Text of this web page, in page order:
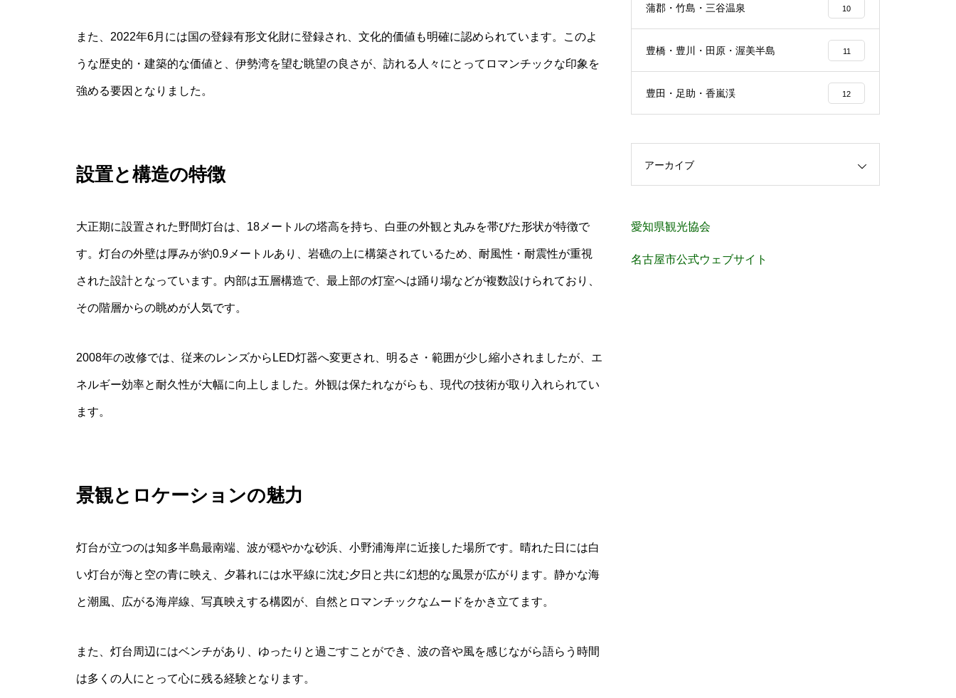
また、2022年6月には国の登録有形文化財に登録され、文化的価値も明確に認められています。このよ
うな歴史的・建築的な価値と、伊勢湾を望む眺望の良さが、訪れる人々にとってロマンチックな印象を
強める要因となりました。
設置と構造の特徴
大正期に設置された野間灯台は、18メートルの塔高を持ち、白亜の外観と丸みを帯びた形状が特徴で
す。灯台の外壁は厚みが約0.9メートルあり、岩礁の上に構築されているため、耐風性・耐震性が重視
された設計となっています。内部は五層構造で、最上部の灯室へは踊り場などが複数設けられており、
その階層からの眺めが人気です。
2008年の改修では、従来のレンズからLED灯器へ変更され、明るさ・範囲が少し縮小されましたが、エ
ネルギー効率と耐久性が大幅に向上しました。外観は保たれながらも、現代の技術が取り入れられてい
ます。
景観とロケーションの魅力
灯台が立つのは知多半島最南端、波が穏やかな砂浜、小野浦海岸に近接した場所です。晴れた日には白
い灯台が海と空の青に映え、夕暮れには水平線に沈む夕日と共に幻想的な風景が広がります。静かな海
と潮風、広がる海岸線、写真映えする構図が、自然とロマンチックなムードをかき立てます。
また、灯台周辺にはベンチがあり、ゆったりと過ごすことができ、波の音や風を感じながら語らう時間
は多くの人にとって心に残る経験となります。
蒲郡・竹島・三谷温泉 10
豊橋・豊川・田原・渥美半島 11
豊田・足助・香嵐渓 12
アーカイブ
愛知県観光協会
名古屋市公式ウェブサイト